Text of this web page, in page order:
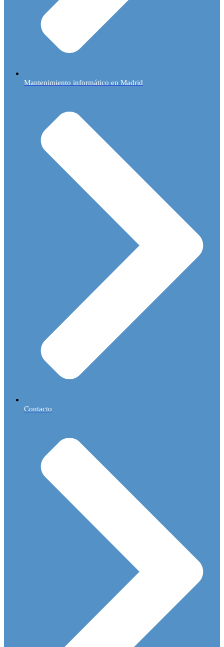
Mantenimiento informático en Madrid
Contacto